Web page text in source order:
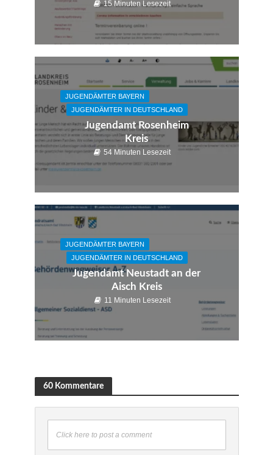
15 Minuten Lesezeit
JUGENDÄMTER BAYERN
JUGENDÄMTER IN DEUTSCHLAND
Jugendamt Rosenheim
Kreis
54 Minuten Lesezeit
JUGENDÄMTER BAYERN
JUGENDÄMTER IN DEUTSCHLAND
Jugendamt Neustadt an der
Aisch Kreis
11 Minuten Lesezeit
60 Kommentare
Click here to post a comment